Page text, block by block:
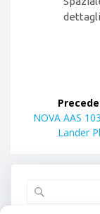
dettagli
articoli
Articolo
precedente:
NOVA AAS
Lander